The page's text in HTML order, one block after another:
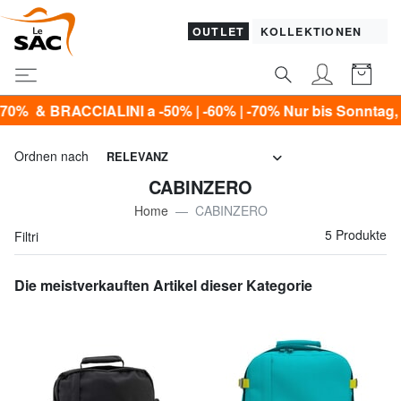
OUTLET KOLLEKTIONEN
a -50% | -60% | -70% Nur bis Sonntag, den 9.
Ordnen nach RELEVANZ
CABINZERO
Home
CABINZERO
Filtri
5 Produkte
Die meistverkauften Artikel dieser Kategorie